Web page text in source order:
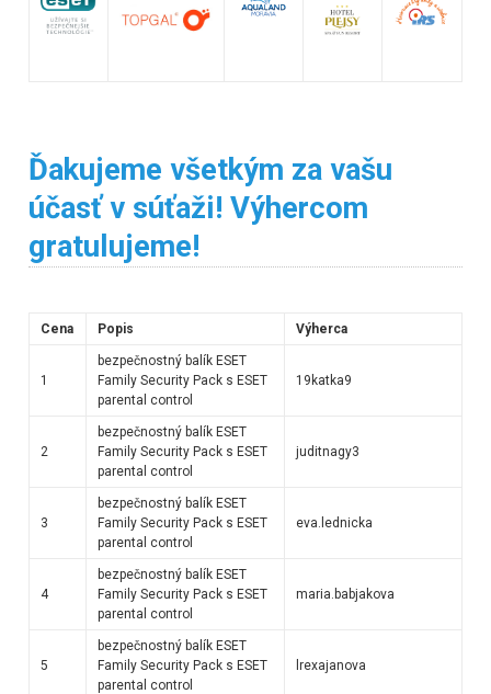
Ďakujeme všetkým za vašu
účasť v súťaži! Výhercom
gratulujeme!
Cena Popis Výherca
1
bezpečnostný balík ESET
Family Security Pack s ESET
parental control
19katka9
2
bezpečnostný balík ESET
Family Security Pack s ESET
parental control
juditnagy3
3
bezpečnostný balík ESET
Family Security Pack s ESET
parental control
eva.lednicka
4
bezpečnostný balík ESET
Family Security Pack s ESET
parental control
maria.babjakova
5
bezpečnostný balík ESET
Family Security Pack s ESET
parental control
lrexajanova